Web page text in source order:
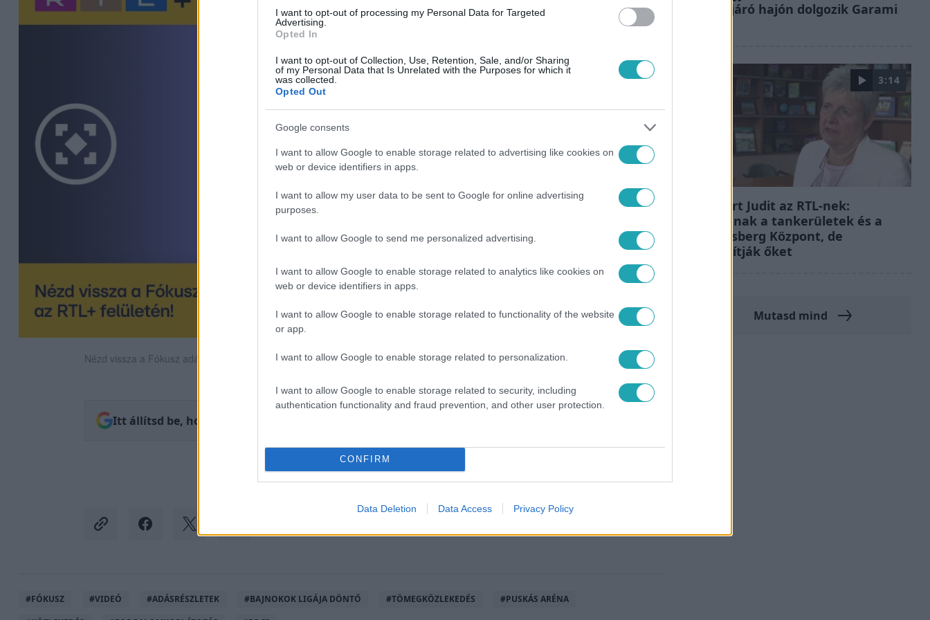
I want to opt-out of processing my Personal Data for Targeted
Advertising.
Opted In
I want to opt-out of Collection, Use, Retention, Sale, and/or Sharing
of my Personal Data that Is Unrelated with the Purposes for which it
was collected.
Opted Out
Google consents
I want to allow Google to enable storage related to advertising like cookies on
web or device identifiers in apps.
I want to allow my user data to be sent to Google for online advertising
purposes.
I want to allow Google to send me personalized advertising.
I want to allow Google to enable storage related to analytics like cookies on
web or device identifiers in apps.
I want to allow Google to enable storage related to functionality of the website
or app.
I want to allow Google to enable storage related to personalization.
I want to allow Google to enable storage related to security, including
authentication functionality and fraud prevention, and other user protection.
CONFIRM
Data Deletion Data Access Privacy Policy
Nézd vissza a Fókusz adásait az RTL+-on!
Itt állítsd be, hogy az RTL.hu az elsők között legyen a Google-találatokban!
#FÓKUSZ #VIDEÓ #ADÁSRÉSZLETEK #BAJNOKOK LIGÁJA DÖNTŐ #TÖMEGKÖZLEKEDÉS #PUSKÁS ARÉNA
óceánjáró hajón dolgozik Garami
3:14
Lannert Judit az RTL-nek:
Maradnak a tankerületek és a
Klebelsberg Központ, de
átalakítják őket
Mutasd mind